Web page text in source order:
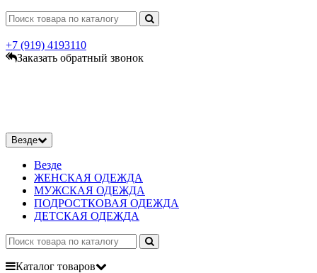
+7 (919) 4193110
Заказать обратный звонок
Везде
Везде
ЖЕНСКАЯ ОДЕЖДА
МУЖСКАЯ ОДЕЖДА
ПОДРОСТКОВАЯ ОДЕЖДА
ДЕТСКАЯ ОДЕЖДА
Каталог товаров